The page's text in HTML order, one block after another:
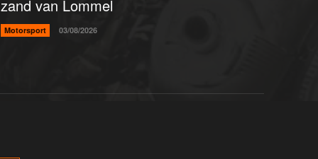
zand van Lommel
Motorsport 03/08/2026